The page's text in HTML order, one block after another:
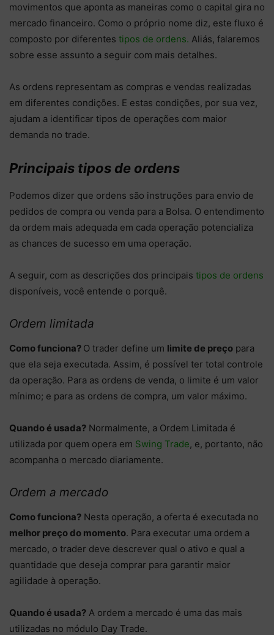
movimentos que aponta as maneiras como o capital gira no
mercado financeiro. Como o próprio nome diz, este fluxo é
composto por diferentes tipos de ordens. Aliás, falaremos
sobre esse assunto a seguir com mais detalhes.
As ordens representam as compras e vendas realizadas
em diferentes condições. E estas condições, por sua vez,
ajudam a identificar tipos de operações com maior
demanda no trade.
Principais tipos de ordens
Podemos dizer que ordens são instruções para envio de
pedidos de compra ou venda para a Bolsa. O entendimento
da ordem mais adequada em cada operação potencializa
as chances de sucesso em uma operação.
A seguir, com as descrições dos principais tipos de ordens
disponíveis, você entende o porquê.
Ordem limitada
Como funciona? O trader define um limite de preço para
que ela seja executada. Assim, é possível ter total controle
da operação. Para as ordens de venda, o limite é um valor
mínimo; e para as ordens de compra, um valor máximo.
Quando é usada? Normalmente, a Ordem Limitada é
utilizada por quem opera em Swing Trade, e, portanto, não
acompanha o mercado diariamente.
Ordem a mercado
Como funciona? Nesta operação, a oferta é executada no
melhor preço do momento. Para executar uma ordem a
mercado, o trader deve descrever qual o ativo e qual a
quantidade que deseja comprar para garantir maior
agilidade à operação.
Quando é usada? A ordem a mercado é uma das mais
utilizadas no módulo Day Trade.